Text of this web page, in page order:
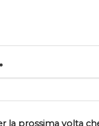
la prossima volta